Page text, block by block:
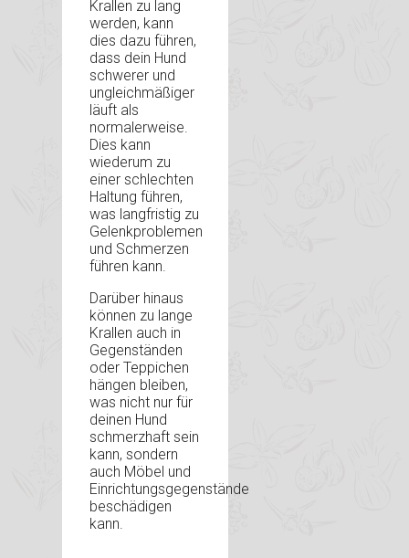
Krallen zu lang
werden, kann
dies dazu führen,
dass dein Hund
schwerer und
ungleichmäßiger
läuft als
normalerweise.
Dies kann
wiederum zu
einer schlechten
Haltung führen,
was langfristig zu
Gelenkproblemen
und Schmerzen
führen kann.
Darüber hinaus
können zu lange
Krallen auch in
Gegenständen
oder Teppichen
hängen bleiben,
was nicht nur für
deinen Hund
schmerzhaft sein
kann, sondern
auch Möbel und
Einrichtungsgegenstände
beschädigen
kann.